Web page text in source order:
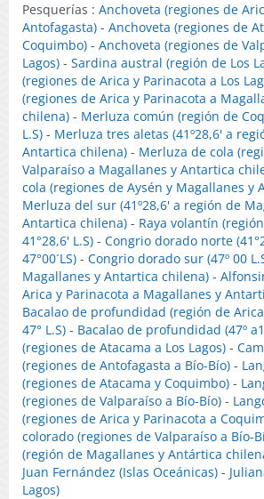
Pesquerías : Anchoveta (regiones de
Antofagasta) - Anchoveta (regiones de
Coquimbo) - Anchoveta (regiones de
Lagos) - Sardina austral (región de Los
(regiones de Arica y Parinacota a Los
(regiones de Arica y Parinacota a
chilena) - Merluza común (región de
L.S) - Merluza tres aletas (41º28,6' a
Antartica chilena) - Merluza de cola
Valparaíso a Magallanes y Antartica
cola (regiones de Aysén y Magallanes y
Merluza del sur (41º28,6' a región de
Antartica chilena) - Raya volantín
41°28,6' L.S) - Congrio dorado norte
47°00´LS) - Congrio dorado sur (47º 00
Magallanes y Antartica chilena) -
Arica y Parinacota a Magallanes y
Bacalao de profundidad (región de
47° L.S) - Bacalao de profundidad (47º a1
(regiones de Atacama a Los Lagos) -
(regiones de Antofagasta a Bío-Bío) -
(regiones de Atacama y Coquimbo) -
(regiones de Valparaíso a Bío-Bío) -
(regiones de Arica y Parinacota a
colorado (regiones de Valparaíso a Bío-
(región de Magallanes y Antártica
Juan Fernández (Islas Oceánicas) -
Lagos)